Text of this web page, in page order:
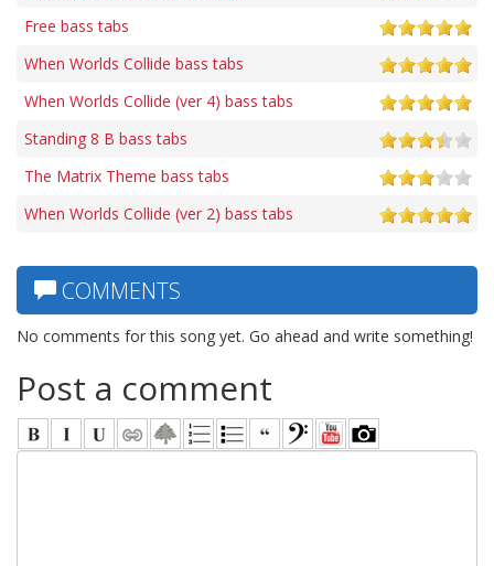
Free bass tabs
When Worlds Collide bass tabs
When Worlds Collide (ver 4) bass tabs
Standing 8 B bass tabs
The Matrix Theme bass tabs
When Worlds Collide (ver 2) bass tabs
COMMENTS
No comments for this song yet. Go ahead and write something!
Post a comment